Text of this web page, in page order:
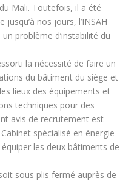
Mali. Toutefois, il a été
nos jours, l’INSAH
problème d’instabilité du
la nécessité de faire un
du bâtiment du siège et
lieux des équipements et
techniques pour des
avis de recrutement est
spécialisé en énergie
les deux bâtiments de
sous plis fermé auprès de